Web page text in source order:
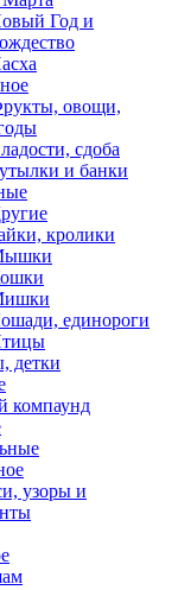
Год и
овощи,
сдоба
и банки
кролики
единороги
детки
компаунд
узоры и